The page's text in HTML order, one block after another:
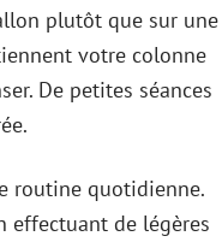
plutôt que sur une
votre colonne
De petites séances
routine quotidienne.
effectuant de légères